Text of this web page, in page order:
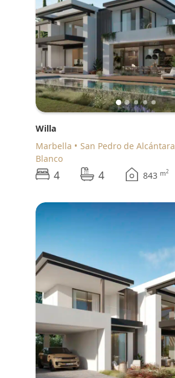
Willa
Marbella
San Pedro de Alcántara
Blanco
4 4 843 m2